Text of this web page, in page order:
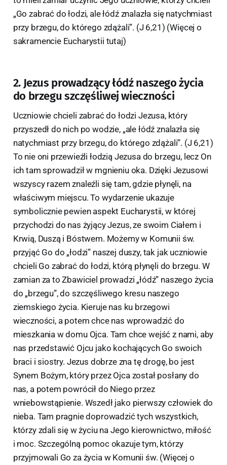
„Go zabrać do łodzi, ale łódź znalazła się natychmiast
przy brzegu, do którego zdążali”. (J 6,21) (Więcej o
sakramencie Eucharystii tutaj)
2. Jezus prowadzący łódź naszego życia
do brzegu szczęśliwej wieczności
Uczniowie chcieli zabrać do łodzi Jezusa, który
przyszedł do nich po wodzie, „ale łódź znalazła się
natychmiast przy brzegu, do którego zdążali”. (J 6,21)
To nie oni przewieźli łodzią Jezusa do brzegu, lecz On
ich tam sprowadził w mgnieniu oka. Dzięki Jezusowi
wszyscy razem znaleźli się tam, gdzie płynęli, na
właściwym miejscu. To wydarzenie ukazuje
symbolicznie pewien aspekt Eucharystii, w której
przychodzi do nas żyjący Jezus, ze swoim Ciałem i
Krwią, Duszą i Bóstwem. Możemy w Komunii św.
przyjąć Go do „łodzi” naszej duszy, tak jak uczniowie
chcieli Go zabrać do łodzi, którą płynęli do brzegu. W
zamian za to Zbawiciel prowadzi „łódź” naszego życia
do „brzegu”, do szczęśliwego kresu naszego
ziemskiego życia. Kieruje nas ku brzegowi
wieczności, a potem chce nas wprowadzić do
mieszkania w domu Ojca. Tam chce wejść z nami, aby
nas przedstawić Ojcu jako kochających Go swoich
braci i siostry. Jezus dobrze zna tę drogę, bo jest
Synem Bożym, który przez Ojca został posłany do
nas, a potem powrócił do Niego przez
wniebowstąpienie. Wszedł jako pierwszy człowiek do
nieba. Tam pragnie doprowadzić tych wszystkich,
którzy zdali się w życiu na Jego kierownictwo, miłość
i moc. Szczególną pomoc okazuje tym, którzy
przyjmowali Go za życia w Komunii św. (Więcej o